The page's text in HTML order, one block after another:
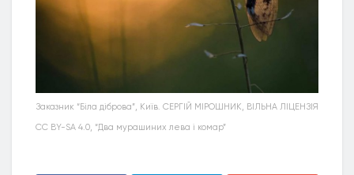
Заказник “Біла діброва”, Київ. СЕРГІЙ МІРОШНИК, ВІЛЬНА ЛІЦЕНЗІЯ
CC BY-SA 4.0, “Два мурашиних лева і комар”